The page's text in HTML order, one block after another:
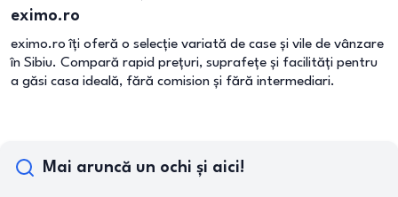
eximo.ro
eximo.ro îți oferă o selecție variată de case și vile de vânzare
în Sibiu. Compară rapid prețuri, suprafețe și facilități pentru
a găsi casa ideală, fără comision și fără intermediari.
Mai aruncă un ochi și aici!